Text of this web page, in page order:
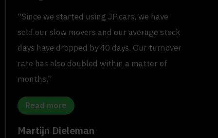
“Since we started using JP.cars, we have
sold our slow movers and our average stock
days have dropped by 40 days. Our turnover
rate has also doubled within a matter of
months.”
Read more
Martijn Dieleman